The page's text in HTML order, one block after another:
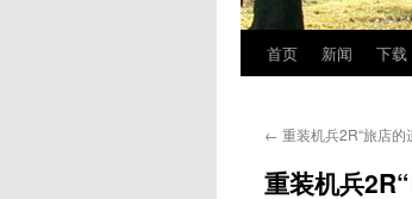
首页 新闻 下载
← 重装机兵2R“旅店的
重装机兵